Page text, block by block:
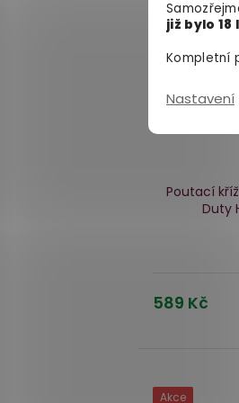
již bylo 18
Kompletní
Nastavení
Poutací
Duty
589 Kč
Akce